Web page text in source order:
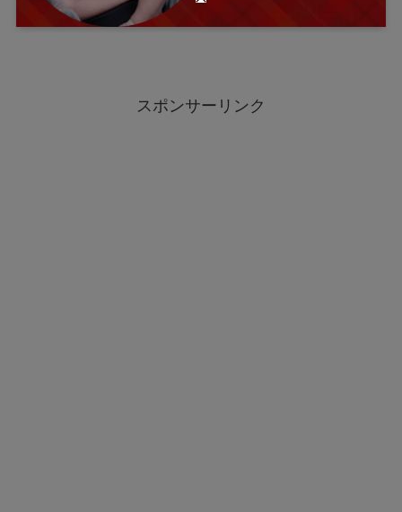
スポンサーリンク